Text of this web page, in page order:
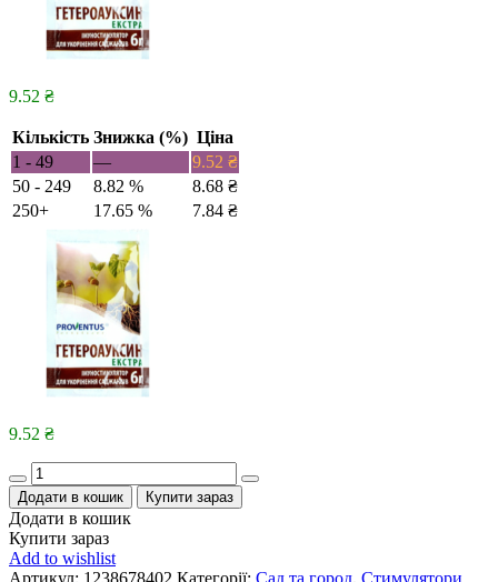
9.52 ₴
Кількість Знижка (%) Ціна
1 - 49
— 9.52 ₴
50 - 249
8.82 % 8.68 ₴
250+
17.65 % 7.84 ₴
9.52 ₴
Quantity
Додати в кошик Купити зараз
Додати в кошик
Купити зараз
Add to wishlist
Артикул: 1238678402 Категорії: Сад та город, Стимулятори